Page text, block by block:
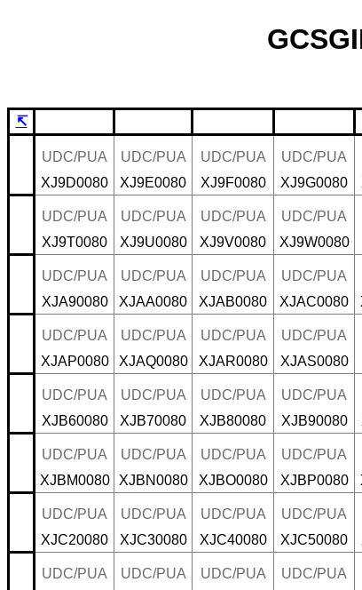
↸
UDC/PUA
XJ9D0080
UDC/PUA
XJ9E0080
UDC/PUA
XJ9F0080
UDC/PUA
XJ9G0080
UDC/PUA
XJ9T0080
UDC/PUA
XJ9U0080
UDC/PUA
XJ9V0080
UDC/PUA
XJ9W0080
UDC/PUA
XJA90080
UDC/PUA
XJAA0080
UDC/PUA
XJAB0080
UDC/PUA
XJAC0080
UDC/PUA
XJAP0080
UDC/PUA
XJAQ0080
UDC/PUA
XJAR0080
UDC/PUA
XJAS0080
UDC/PUA
XJB60080
UDC/PUA
XJB70080
UDC/PUA
XJB80080
UDC/PUA
XJB90080
UDC/PUA
XJBM0080
UDC/PUA
XJBN0080
UDC/PUA
XJBO0080
UDC/PUA
XJBP0080
UDC/PUA
XJC20080
UDC/PUA
XJC30080
UDC/PUA
XJC40080
UDC/PUA
XJC50080
UDC/PUA
UDC/PUA
UDC/PUA
UDC/PUA